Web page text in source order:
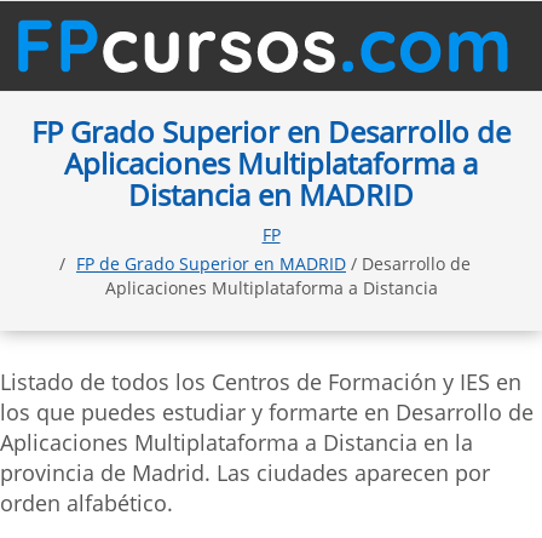
FP Grado Superior en Desarrollo de
Aplicaciones Multiplataforma a
Distancia en MADRID
FP
FP de Grado Superior en MADRID / Desarrollo de
Aplicaciones Multiplataforma a Distancia
Listado de todos los Centros de Formación y IES en
los que puedes estudiar y formarte en Desarrollo de
Aplicaciones Multiplataforma a Distancia en la
provincia de Madrid. Las ciudades aparecen por
orden alfabético.